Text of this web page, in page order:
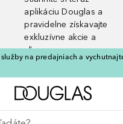
aplikáciu Douglas a
pravidelne získavajte
exkluzívne akcie a
zľavy
na predajniach a
účtu
Domov